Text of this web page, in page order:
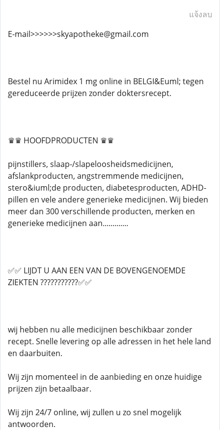
แจ้งลบ
E-mail>>>>>>skyapotheke@gmail.com
Bestel nu Arimidex 1 mg online in BELGI&Euml; tegen
gereduceerde prijzen zonder doktersrecept.
♛♛ HOOFDPRODUCTEN ♛♛
pijnstillers, slaap-/slapeloosheidsmedicijnen,
afslankproducten, angstremmende medicijnen,
stero&iuml;de producten, diabetesproducten, ADHD-
pillen en vele andere generieke medicijnen. Wij bieden
meer dan 300 verschillende producten, merken en
generieke medicijnen aan.............
✅✅ LIJDT U AAN EEN VAN DE BOVENGENOEMDE
ZIEKTEN ???????????✅✅
wij hebben nu alle medicijnen beschikbaar zonder
recept. Snelle levering op alle adressen in het hele land
en daarbuiten.
Wij zijn momenteel in de aanbieding en onze huidige
prijzen zijn betaalbaar.
Wij zijn 24/7 online, wij zullen u zo snel mogelijk
antwoorden.